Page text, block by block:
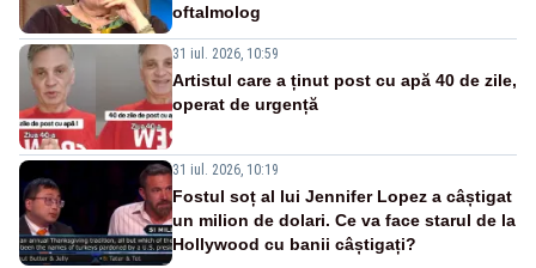
oftalmolog
31 iul. 2026, 10:59
Artistul care a ținut post cu apă 40 de zile,
operat de urgență
31 iul. 2026, 10:19
Fostul soț al lui Jennifer Lopez a câștigat
un milion de dolari. Ce va face starul de la
Hollywood cu banii câștigați?